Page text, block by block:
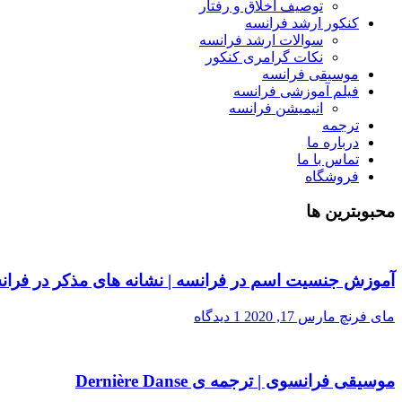
توصیف اخلاق و رفتار
کنکور ارشد فرانسه
سوالات ارشد فرانسه
نکات گرامری کنکور
موسیقی فرانسه
فیلم آموزشی فرانسه
انیمیشن فرانسه
ترجمه
درباره ما
تماس با ما
فروشگاه
محبوبترین ها
آموزش جنسیت اسم در فرانسه | نشانه های مذکر در
مای فرنچ مارس 17, 2020 1 دیدگاه
موسیقی فرانسوی | ترجمه ی Dernière Danse